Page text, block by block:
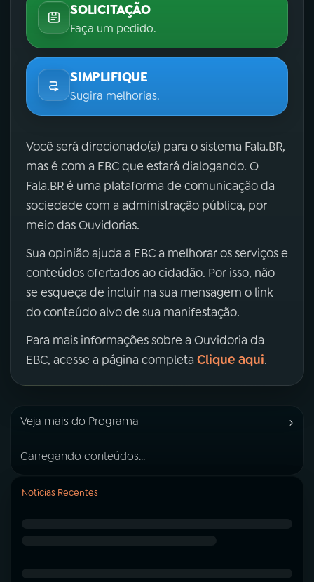
SOLICITAÇÃO
Faça um pedido.
SIMPLIFIQUE
Sugira melhorias.
Você será direcionado(a) para o sistema Fala.BR,
mas é com a EBC que estará dialogando. O
Fala.BR é uma plataforma de comunicação da
sociedade com a administração pública, por
meio das Ouvidorias.
Sua opinião ajuda a EBC a melhorar os serviços e
conteúdos ofertados ao cidadão. Por isso, não
se esqueça de incluir na sua mensagem o link
do conteúdo alvo de sua manifestação.
Para mais informações sobre a Ouvidoria da
EBC, acesse a página completa Clique aqui.
Veja mais do Programa ›
Carregando conteúdos...
Notícias Recentes